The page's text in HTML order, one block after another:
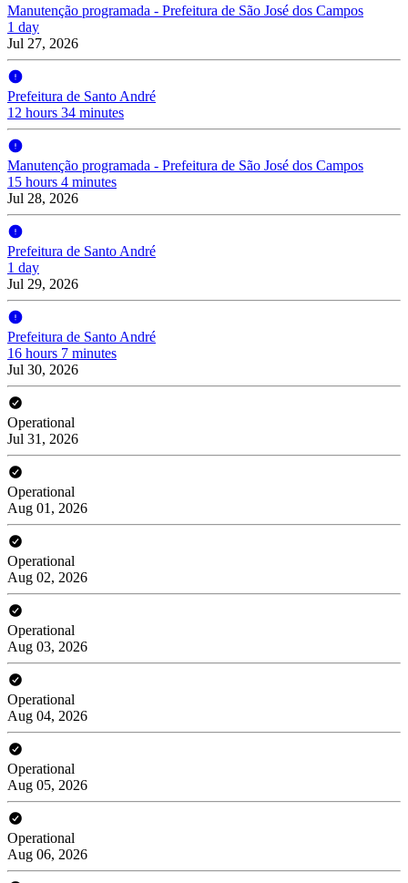
Manutenção programada - Prefeitura de São José dos Campos
1 day
Jul 27, 2026
Prefeitura de Santo André
12 hours 34 minutes
Manutenção programada - Prefeitura de São José dos Campos
15 hours 4 minutes
Jul 28, 2026
Prefeitura de Santo André
1 day
Jul 29, 2026
Prefeitura de Santo André
16 hours 7 minutes
Jul 30, 2026
Operational
Jul 31, 2026
Operational
Aug 01, 2026
Operational
Aug 02, 2026
Operational
Aug 03, 2026
Operational
Aug 04, 2026
Operational
Aug 05, 2026
Operational
Aug 06, 2026